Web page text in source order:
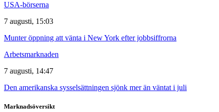
USA-börserna
7 augusti, 15:03
Munter öppning att vänta i New York efter jobbsiffrorna
Arbetsmarknaden
7 augusti, 14:47
Den amerikanska sysselsättningen sjönk mer än väntat i juli
Marknadsöversikt